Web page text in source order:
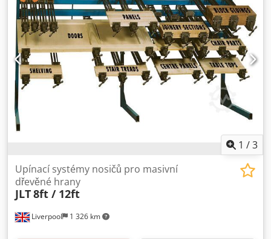
1 /3
Liverpool 1 326 km
Upínací systémy nosičů pro masivní
dřevěné hrany
JLT8ft / 12ft